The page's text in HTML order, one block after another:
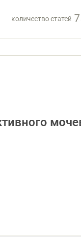
количество статей